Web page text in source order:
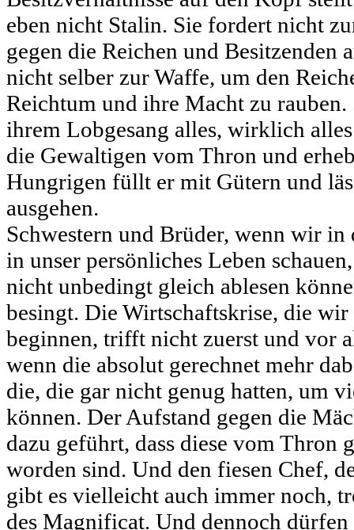
eben nicht Stalin. Sie fordert nicht
gegen die Reichen und Besitzenden
nicht selber zur Waffe, um den
Reichtum und ihre Macht zu
ihrem Lobgesang alles, wirklich
die Gewaltigen vom Thron und
Hungrigen füllt er mit Gütern und
ausgehen.
Schwestern und Brüder, wenn wir in
in unser persönliches Leben
nicht unbedingt gleich ablesen
besingt. Die Wirtschaftskrise, die
beginnen, trifft nicht zuerst und vor
wenn die absolut gerechnet mehr
die, die gar nicht genug hatten, um
können. Der Aufstand gegen die
dazu geführt, dass diese vom Thron
worden sind. Und den fiesen Chef,
gibt es vielleicht auch immer noch,
des Magnificat. Und dennoch